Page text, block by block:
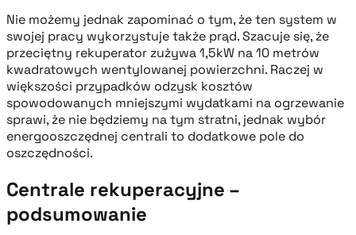
Nie możemy jednak zapominać o tym, że ten system w
swojej pracy wykorzystuje także prąd. Szacuje się, że
przeciętny rekuperator zużywa 1,5kW na 10 metrów
kwadratowych wentylowanej powierzchni. Raczej w
większości przypadków odzysk kosztów
spowodowanych mniejszymi wydatkami na ogrzewanie
sprawi, że nie będziemy na tym stratni, jednak wybór
energooszczędnej centrali to dodatkowe pole do
oszczędności.
Centrale rekuperacyjne –
podsumowanie